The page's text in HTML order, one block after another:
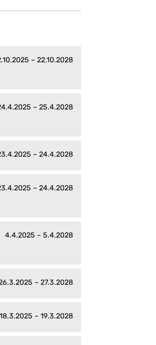
– 22.10.2028
– 25.4.2028
– 24.4.2028
– 24.4.2028
4.4.2025 – 5.4.2028
– 27.3.2028
18.3.2025 – 19.3.2028